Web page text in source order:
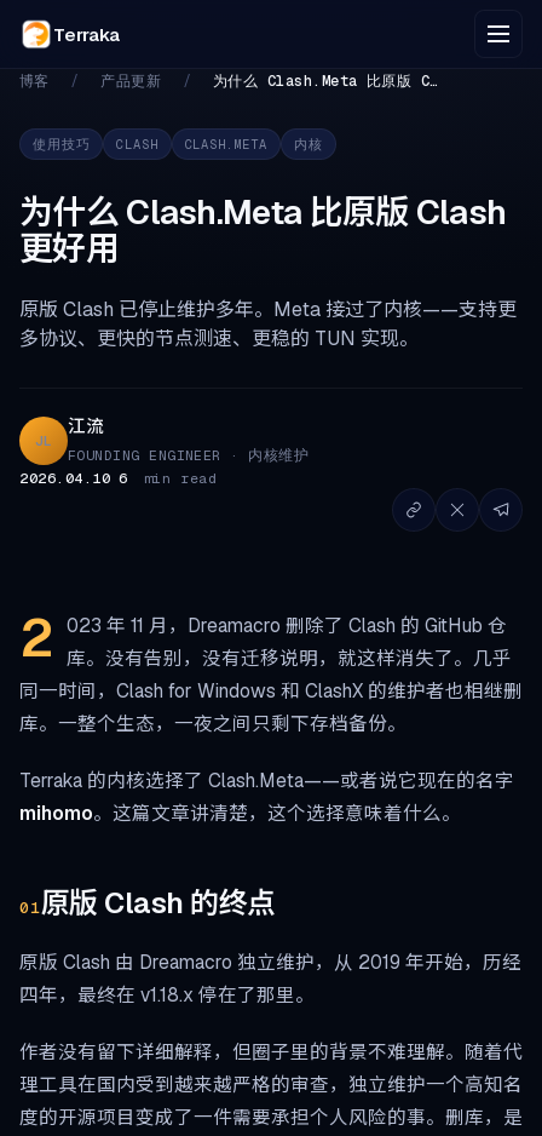
Terraka
博客 / 产品更新 / 为什么 Clash.Meta 比原版 C…
使用技巧 CLASH CLASH.META 内核
为什么 Clash.Meta 比原版 Clash
更好用
原版 Clash 已停止维护多年。Meta 接过了内核——支持更
多协议、更快的节点测速、更稳的 TUN 实现。
JL
江流
FOUNDING ENGINEER · 内核维护
2026.04.10 6 min read
2
023 年 11 月，Dreamacro 删除了 Clash 的 GitHub 仓
库。没有告别，没有迁移说明，就这样消失了。几乎
同一时间，Clash for Windows 和 ClashX 的维护者也相继删
库。一整个生态，一夜之间只剩下存档备份。
Terraka 的内核选择了 Clash.Meta——或者说它现在的名字
mihomo。这篇文章讲清楚，这个选择意味着什么。
01原版 Clash 的终点
原版 Clash 由 Dreamacro 独立维护，从 2019 年开始，历经
四年，最终在 v1.18.x 停在了那里。
作者没有留下详细解释，但圈子里的背景不难理解。随着代
理工具在国内受到越来越严格的审查，独立维护一个高知名
度的开源项目变成了一件需要承担个人风险的事。删库，是